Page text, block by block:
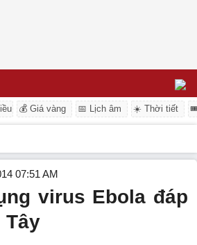
💰 Giá vàng 📅 Lịch âm ☀️ Thời tiết
07:51 AM
virus Ebola đáp